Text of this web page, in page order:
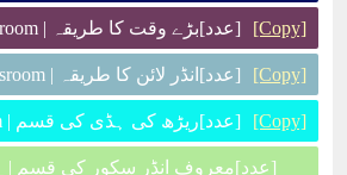
[عدد]بڑے وقت کا طریقہ | i_VideoClassroom [Copy]
[عدد]انڈر لائن کا طریقہ | i_video_classroom [Copy]
[عدد]ریڑھ کی ہڈی کی قسم | i-video-classroom [Copy]
[عدد]معروف انڈر سکور کی قسم | _i_video_classroom